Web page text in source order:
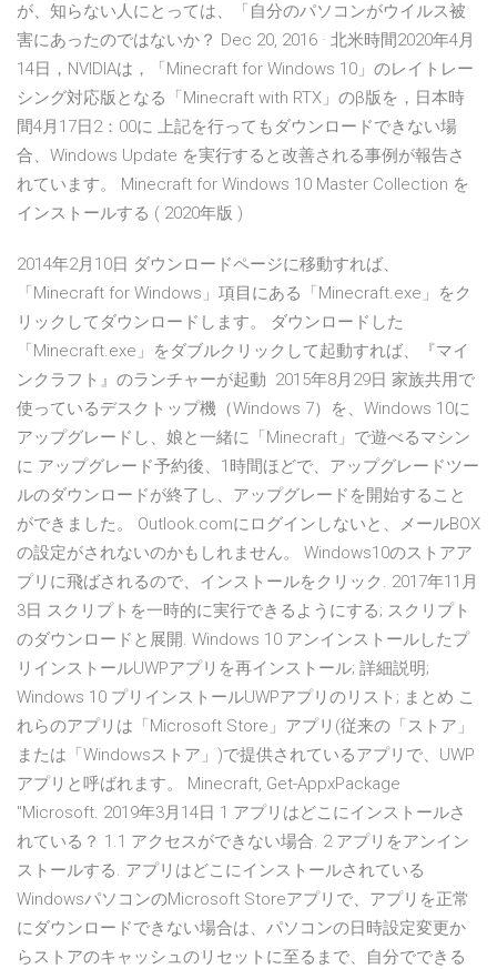
が、知らない人にとっては、「自分のパソコンがウイルス被
害にあったのではないか？ Dec 20, 2016 · 北米時間2020年4月
14日，NVIDIAは，「Minecraft for Windows 10」のレイトレー
シング対応版となる「Minecraft with RTX」のβ版を，日本時
間4月17日2：00に 上記を行ってもダウンロードできない場
合、Windows Update を実行すると改善される事例が報告さ
れています。 Minecraft for Windows 10 Master Collection を
インストールする ( 2020年版 )
2014年2月10日 ダウンロードページに移動すれば、
「Minecraft for Windows」項目にある「Minecraft.exe」をク
リックしてダウンロードします。 ダウンロードした
「Minecraft.exe」をダブルクリックして起動すれば、『マイ
ンクラフト』のランチャーが起動 2015年8月29日 家族共用で
使っているデスクトップ機（Windows 7）を、Windows 10に
アップグレードし、娘と一緒に「Minecraft」で遊べるマシン
に アップグレード予約後、1時間ほどで、アップグレードツー
ルのダウンロードが終了し、アップグレードを開始すること
ができました。 Outlook.comにログインしないと、メールBOX
の設定がされないのかもしれません。 Windows10のストアア
プリに飛ばされるので、インストールをクリック. 2017年11月
3日 スクリプトを一時的に実行できるようにする; スクリプト
のダウンロードと展開. Windows 10 アンインストールしたプ
リインストールUWPアプリを再インストール; 詳細説明;
Windows 10 プリインストールUWPアプリのリスト; まとめ こ
れらのアプリは「Microsoft Store」アプリ(従来の「ストア」
または「Windowsストア」)で提供されているアプリで、UWP
アプリと呼ばれます。 Minecraft, Get-AppxPackage
"Microsoft. 2019年3月14日 1 アプリはどこにインストールさ
れている？ 1.1 アクセスができない場合. 2 アプリをアンイン
ストールする. アプリはどこにインストールされている
WindowsパソコンのMicrosoft Storeアプリで、アプリを正常
にダウンロードできない場合は、パソコンの日時設定変更か
らストアのキャッシュのリセットに至るまで、自分でできる